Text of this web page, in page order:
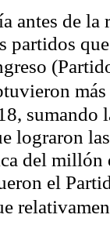
antes de
partidos
sumando
lograron
del
el